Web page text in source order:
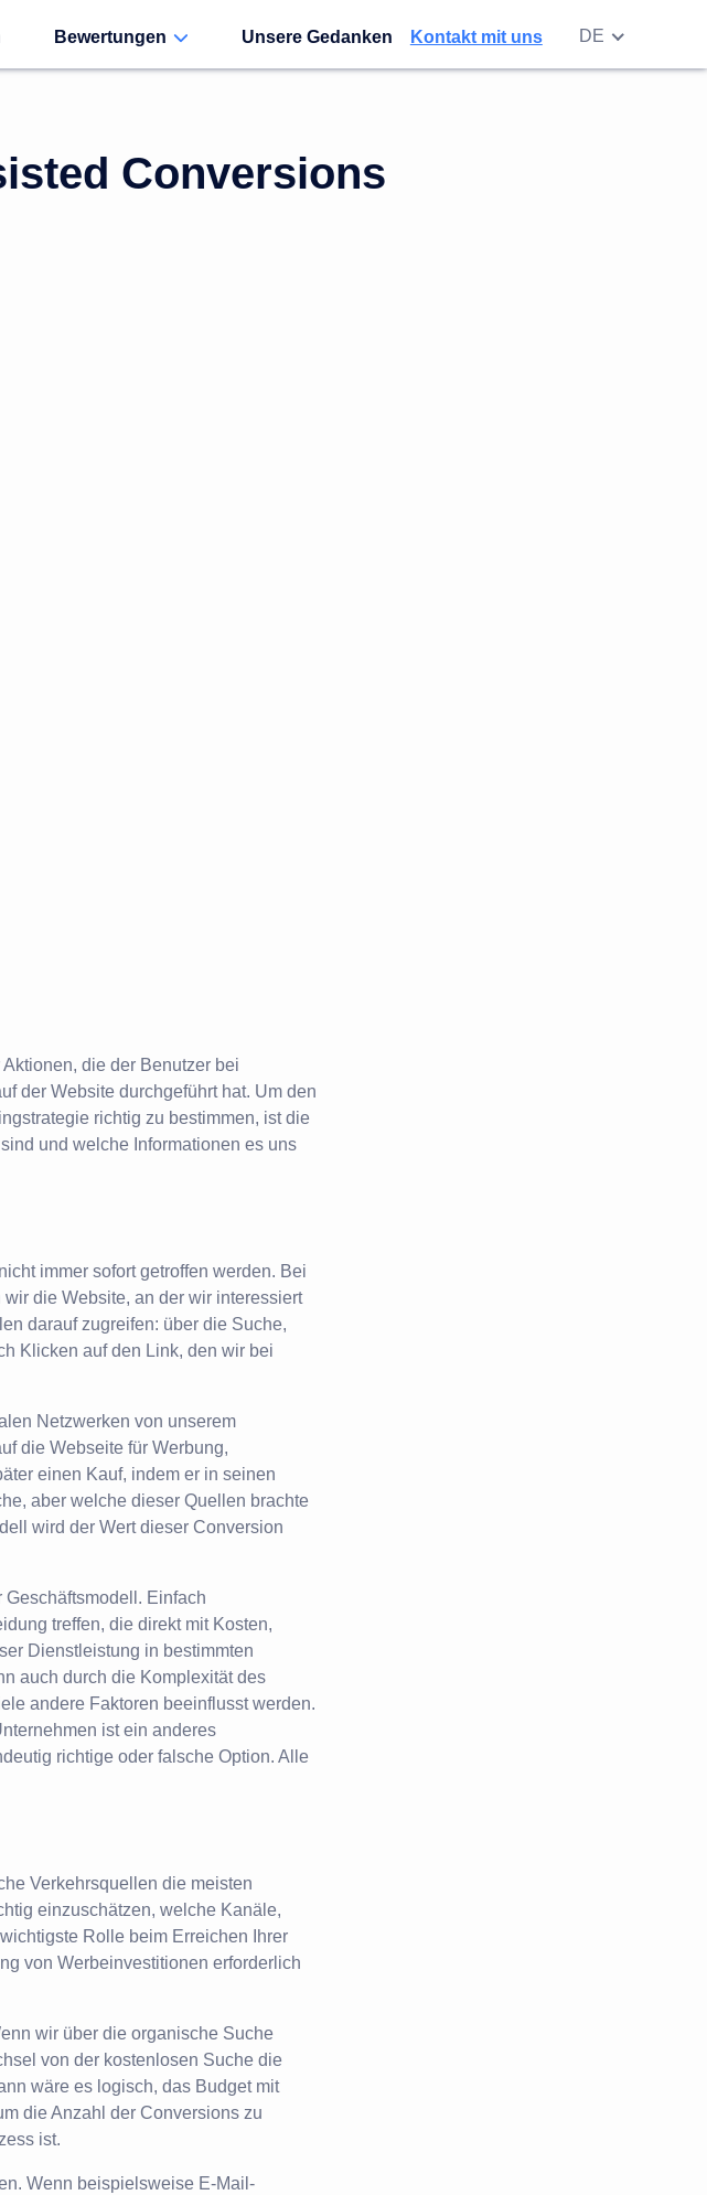
Bewertungen Unsere Gedanken
Kontakt mit uns
EN
DE
Conversions
die der Benutzer bei
der Website durchgeführt hat. Um den
richtig zu bestimmen, ist die
und welche Informationen es uns
immer sofort getroffen werden. Bei
die Website, an der wir interessiert
darauf zugreifen: über die Suche,
Klicken auf den Link, den wir bei
Netzwerken von unserem
die Webseite für Werbung,
einen Kauf, indem er in seinen
aber welche dieser Quellen brachte
wird der Wert dieser Conversion
Einfach
treffen, die direkt mit Kosten,
Dienstleistung in bestimmten
auch durch die Komplexität des
andere Faktoren beeinflusst werden.
ist ein anderes
richtige oder falsche Option. Alle
Verkehrsquellen die meisten
einzuschätzen, welche Kanäle,
Rolle beim Erreichen Ihrer
von Werbeinvestitionen erforderlich
wir über die organische Suche
von der kostenlosen Suche die
wäre es logisch, das Budget mit
die Anzahl der Conversions zu
ist.
Wenn beispielsweise E-Mail-